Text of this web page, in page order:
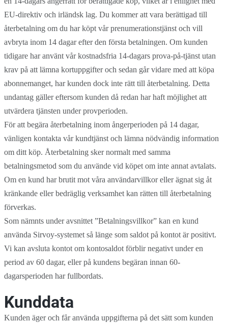
EU-direktiv och irländsk lag. Du kommer att vara berättigad till
återbetalning om du har köpt vår prenumerationstjänst och vill
avbryta inom 14 dagar efter den första betalningen. Om kunden
tidigare har använt vår kostnadsfria 14-dagars prova-på-tjänst utan
krav på att lämna kortuppgifter och sedan går vidare med att köpa
abonnemanget, har kunden dock inte rätt till återbetalning. Detta
undantag gäller eftersom kunden då redan har haft möjlighet att
utvärdera tjänsten under provperioden.
För att begära återbetalning inom ångerperioden på 14 dagar,
vänligen kontakta vår kundtjänst och lämna nödvändig information
om ditt köp. Återbetalning sker normalt med samma
betalningsmetod som du använde vid köpet om inte annat avtalats.
Om en kund har brutit mot våra användarvillkor eller ägnat sig åt
kränkande eller bedräglig verksamhet kan rätten till återbetalning
förverkas.
Som nämnts under avsnittet ”Betalningsvillkor” kan en kund
använda Sirvoy-systemet så länge som saldot på kontot är positivt.
Vi kan avsluta kontot om kontosaldot förblir negativt under en
period av 60 dagar, eller på kundens begäran innan 60-
dagarsperioden har fullbordats.
Kunddata
Kunden äger och får använda uppgifterna på det sätt som kunden